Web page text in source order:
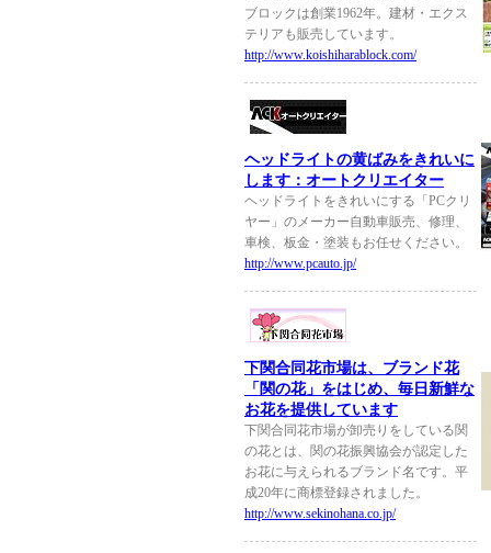
ブロックは創業1962年。建材・エクス
テリアも販売しています。
http://www.koishiharablock.com/
ヘッドライトの黄ばみをきれいに
します：オートクリエイター
ヘッドライトをきれいにする「PCクリ
ヤー」のメーカー自動車販売、修理、
車検、板金・塗装もお任せください。
http://www.pcauto.jp/
下関合同花市場は、ブランド花
「関の花」をはじめ、毎日新鮮な
お花を提供しています
下関合同花市場が卸売りをしている関
の花とは、関の花振興協会が認定した
お花に与えられるブランド名です。平
成20年に商標登録されました。
http://www.sekinohana.co.jp/